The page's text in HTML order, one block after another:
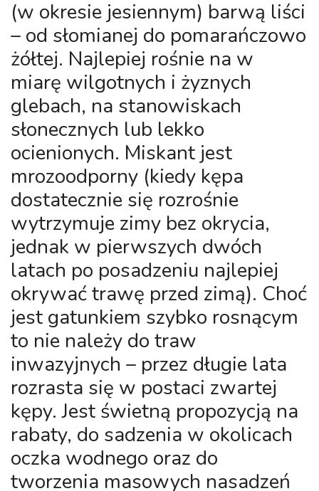
(w okresie jesiennym) barwą liści
– od słomianej do pomarańczowo
żółtej. Najlepiej rośnie na w
miarę wilgotnych i żyznych
glebach, na stanowiskach
słonecznych lub lekko
ocienionych. Miskant jest
mrozoodporny (kiedy kępa
dostatecznie się rozrośnie
wytrzymuje zimy bez okrycia,
jednak w pierwszych dwóch
latach po posadzeniu najlepiej
okrywać trawę przed zimą). Choć
jest gatunkiem szybko rosnącym
to nie należy do traw
inwazyjnych – przez długie lata
rozrasta się w postaci zwartej
kępy. Jest świetną propozycją na
rabaty, do sadzenia w okolicach
oczka wodnego oraz do
tworzenia masowych nasadzeń